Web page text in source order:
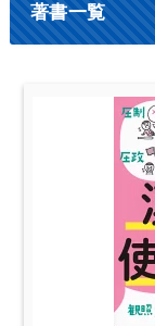
著書一覧